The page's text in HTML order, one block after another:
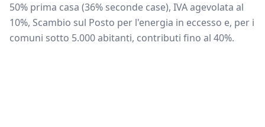
50% prima casa (36% seconde case), IVA agevolata al
10%, Scambio sul Posto per l'energia in eccesso e, per i
comuni sotto 5.000 abitanti, contributi fino al 40%.